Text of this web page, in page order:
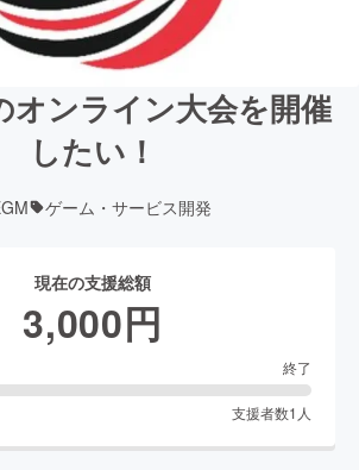
オンライン大会を開催
したい！
ゲーム・サービス開発
現在の支援総額
3,000円
終了
支援者数1 人